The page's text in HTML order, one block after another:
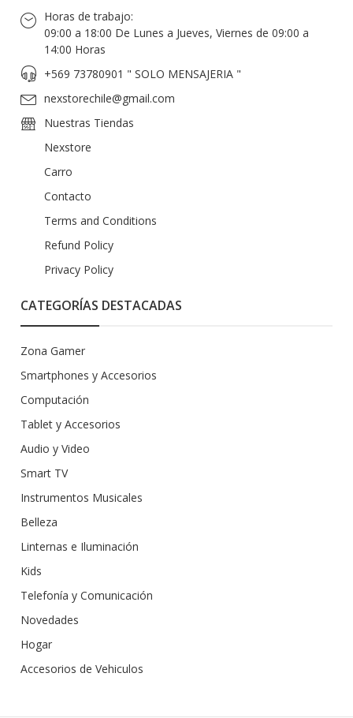
Horas de trabajo:
09:00 a 18:00 De Lunes a Jueves, Viernes de 09:00 a
14:00 Horas
+569 73780901 " SOLO MENSAJERIA "
nexstorechile@gmail.com
Nuestras Tiendas
Nexstore
Carro
Contacto
Terms and Conditions
Refund Policy
Privacy Policy
CATEGORÍAS DESTACADAS
Zona Gamer
Smartphones y Accesorios
Computación
Tablet y Accesorios
Audio y Video
Smart TV
Instrumentos Musicales
Belleza
Linternas e Iluminación
Kids
Telefonía y Comunicación
Novedades
Hogar
Accesorios de Vehiculos